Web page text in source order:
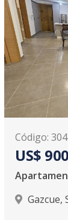
Código:
US$ 900
Gazcue,